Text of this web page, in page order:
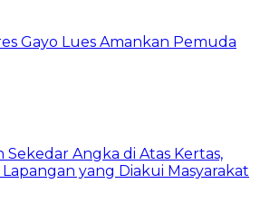
Gayo Lues Amankan Pemuda
Sekedar Angka di Atas Kertas,
yang Diakui Masyarakat